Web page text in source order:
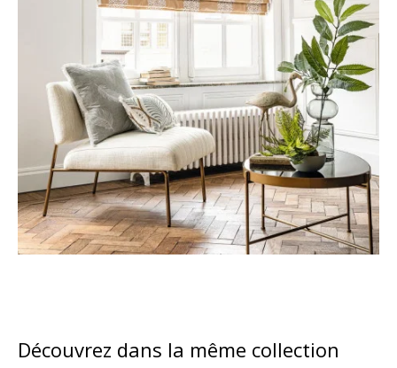
Découvrez dans la même collection